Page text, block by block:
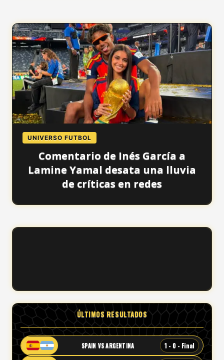
UNIVERSO FUTBOL
Comentario de Inés García a
Lamine Yamal desata una lluvia
de críticas en redes
ÚLTIMOS RESULTADOS
SPAIN VS ARGENTINA 1 - 0 - Final